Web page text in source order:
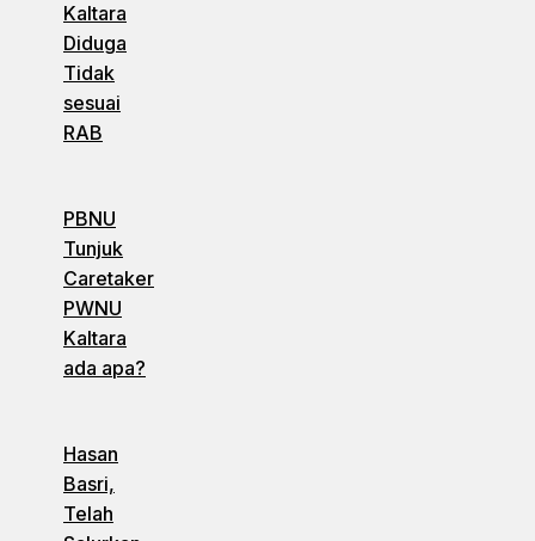
Kaltara
Diduga
Tidak
sesuai
RAB
PBNU
Tunjuk
Caretaker
PWNU
Kaltara
ada apa?
Hasan
Basri,
Telah